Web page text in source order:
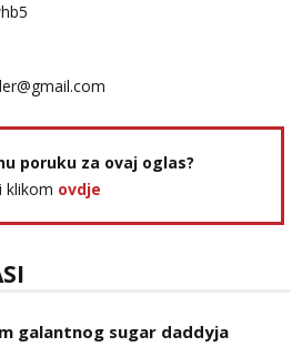
poruku za ovaj oglas?
klikom ovdje
galantnog sugar daddyja